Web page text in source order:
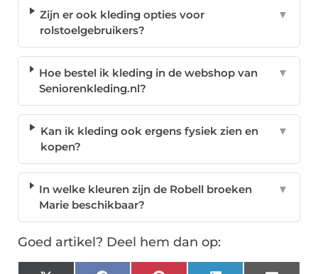
Zijn er ook kleding opties voor
rolstoelgebruikers?
▼
Hoe bestel ik kleding in de webshop van
Seniorenkleding.nl?
▼
Kan ik kleding ook ergens fysiek zien en
kopen?
▼
In welke kleuren zijn de Robell broeken
Marie beschikbaar?
▼
Goed artikel? Deel hem dan op: